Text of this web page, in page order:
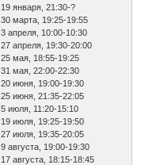
19 января, 21:30-?
30 марта, 19:25-19:55
3 апреля, 10:00-10:30
27 апреля, 19:30-20:00
25 мая, 18:55-19:25
31 мая, 22:00-22:30
20 июня, 19:00-19:30
25 июня, 21:35-22:05
5 июля, 11:20-15:10
19 июля, 19:25-19:50
27 июля, 19:35-20:05
9 августа, 19:00-19:30
17 августа, 18:15-18:45